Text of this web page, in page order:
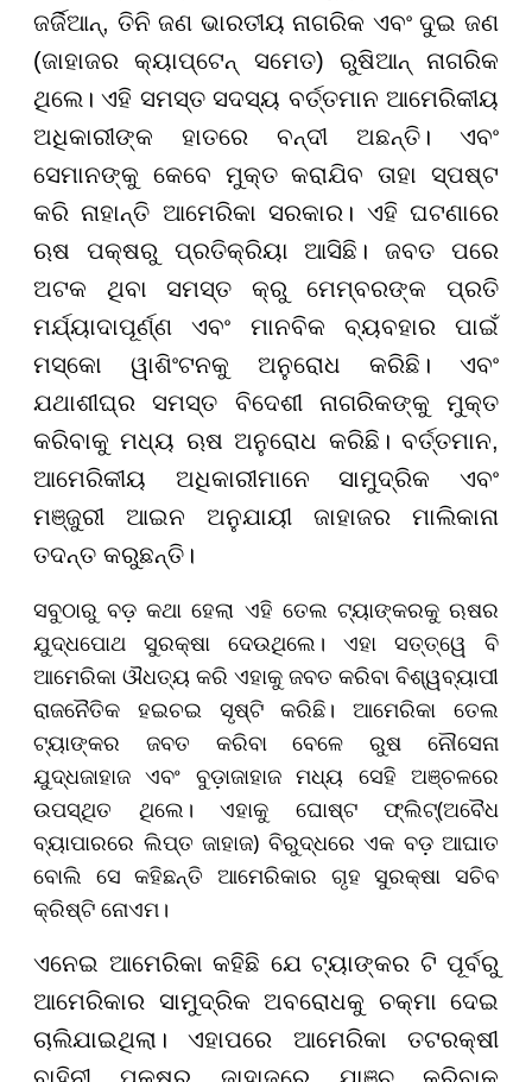
ଜର୍ଜିଆନ୍, ତିନି ଜଣ ଭାରତୀୟ ନାଗରିକ ଏବଂ ଦୁଇ ଜଣ
(ଜାହାଜର କ୍ୟାପ୍ଟେନ୍ ସମେତ) ରୁଷିଆନ୍ ନାଗରିକ
ଥିଲେ। ଏହି ସମସ୍ତ ସଦସ୍ୟ ବର୍ତ୍ତମାନ ଆମେରିକୀୟ
ଅଧିକାରୀଙ୍କ ହାତରେ ବନ୍ଦୀ ଅଛନ୍ତି। ଏବଂ
ସେମାନଙ୍କୁ କେବେ ମୁକ୍ତ କରାଯିବ ତାହା ସ୍ପଷ୍ଟ
କରି ନାହାନ୍ତି ଆମେରିକା ସରକାର। ଏହି ଘଟଣାରେ
ଋଷ ପକ୍ଷରୁ ପ୍ରତିକ୍ରିୟା ଆସିଛି। ଜବତ ପରେ
ଅଟକ ଥିବା ସମସ୍ତ କ୍ରୁ ମେମ୍ବରଙ୍କ ପ୍ରତି
ମର୍ଯ୍ୟାଦାପୂର୍ଣ୍ଣ ଏବଂ ମାନବିକ ବ୍ୟବହାର ପାଇଁ
ମସ୍କୋ ୱାଶିଂଟନକୁ ଅନୁରୋଧ କରିଛି। ଏବଂ
ଯଥାଶୀଘ୍ର ସମସ୍ତ ବିଦେଶୀ ନାଗରିକଙ୍କୁ ମୁକ୍ତ
କରିବାକୁ ମଧ୍ୟ ଋଷ ଅନୁରୋଧ କରିଛି। ​​​​​​​ବର୍ତ୍ତମାନ,
ଆମେରିକୀୟ ଅଧିକାରୀମାନେ ସାମୁଦ୍ରିକ ଏବଂ
ମଞ୍ଜୁରୀ ଆଇନ ଅନୁଯାୟୀ ଜାହାଜର ମାଲିକାନା
ତଦନ୍ତ କରୁଛନ୍ତି।
ସବୁଠାରୁ ବଡ଼ କଥା ହେଲା ଏହି ତେଲ ଟ୍ୟାଙ୍କରକୁ ଋଷର
ଯୁଦ୍ଧପୋଥ ସୁରକ୍ଷା ଦେଉଥିଲେ। ଏହା ସତ୍ତ୍ୱେ ବି
ଆମେରିକା ଔଧତ୍ୟ କରି ଏହାକୁ ଜବତ କରିବା ବିଶ୍ୱବ୍ୟାପୀ
ରାଜନୈତିକ ହଇଚଇ ସୃଷ୍ଟି କରିଛି। ଆମେରିକା ତେଲ
ଟ୍ୟାଙ୍କର ଜବତ କରିବା ବେଳେ ରୁଷ ନୌସେନା
ଯୁଦ୍ଧଜାହାଜ ଏବଂ ବୁଡ଼ାଜାହାଜ ମଧ୍ୟ ସେହି ଅଞ୍ଚଳରେ
ଉପସ୍ଥିତ ଥିଲେ। ଏହାକୁ ଘୋଷ୍ଟ ଫ୍ଲିଟ୍(ଅବୈଧ
ବ୍ୟାପାରରେ ଲିପ୍ତ ଜାହାଜ) ବିରୁଦ୍ଧରେ ଏକ ବଡ଼ ଆଘାତ
ବୋଲି ସେ କହିଛନ୍ତି ଆମେରିକାର ଗୃହ ସୁରକ୍ଷା ସଚିବ
କ୍ରିଷ୍ଟି ନୋଏମ।
ଏନେଇ ଆମେରିକା କହିଛି ଯେ ଟ୍ୟାଙ୍କର ଟି ପୂର୍ବରୁ
ଆମେରିକାର ସାମୁଦ୍ରିକ ଅବରୋଧକୁ ଚକ୍ମା ଦେଇ
ଚାଲିଯାଇଥିଲା। ଏହାପରେ ଆମେରିକା ତଟରକ୍ଷୀ